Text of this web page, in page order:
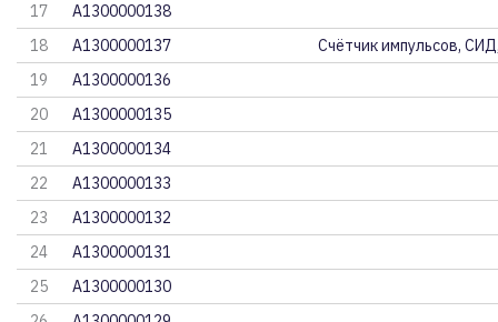
17
A1300000138
18
A1300000137
Счётчик импульсов,
19
A1300000136
20
A1300000135
21
A1300000134
22
A1300000133
23
A1300000132
24
A1300000131
25
A1300000130